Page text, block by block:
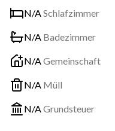
N/ASchlafzimmer
N/A Badezimmer
N/AGemeinschaft
N/A Müll
N/AGrundsteuer